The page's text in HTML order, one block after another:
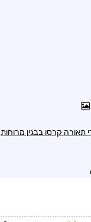
תאורה קרסו בבגין מרוחות